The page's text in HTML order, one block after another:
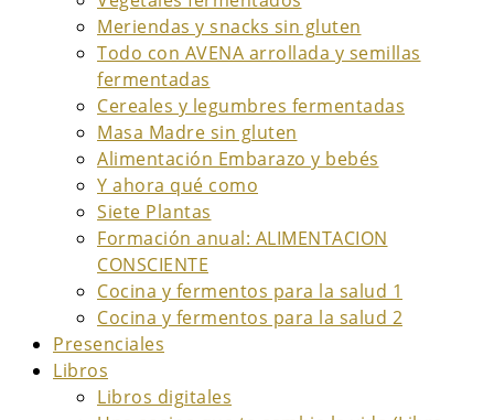
Meriendas y snacks sin gluten
Todo con AVENA arrollada y semillas
fermentadas
Cereales y legumbres fermentadas
Masa Madre sin gluten
Alimentación Embarazo y bebés
Y ahora qué como
Siete Plantas
Formación anual: ALIMENTACION
CONSCIENTE
Cocina y fermentos para la salud 1
Cocina y fermentos para la salud 2
Presenciales
Libros
Libros digitales